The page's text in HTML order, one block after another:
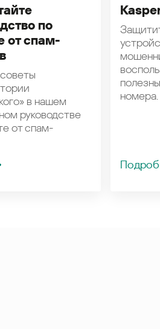
по
от спам-
в нашем
руководстве
от спам-
номера.